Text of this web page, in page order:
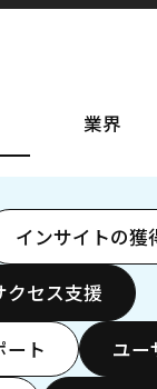
業界
インサイトの獲
クセス支援
ート ユー